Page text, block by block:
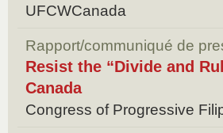
UFCWCanada
Rapport/communiqué de
Resist the “Divide and
Canada
Congress of Progressive